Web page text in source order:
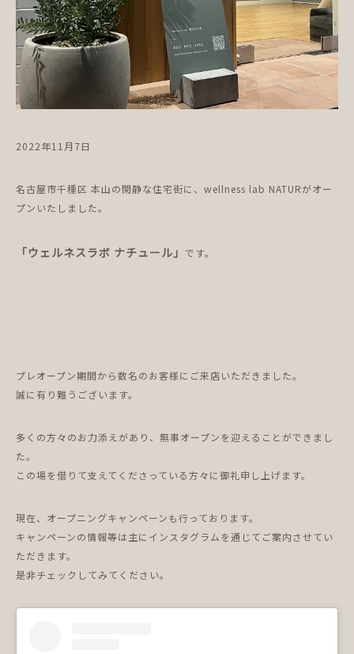
2022年11月7日
名古屋市千種区 本山の閑静な住宅街に、wellness lab NATURがオー
プンいたしました。
「ウェルネスラボ ナチュール」 です。
プレオープン期間から数名のお客様にご来店いただきました。
誠に有り難うございます。
多くの方々のお力添えがあり、無事オープンを迎えることができまし
た。
この場を借りて支えてくださっている方々に御礼申し上げます。
現在、オープニングキャンペーンも行っております。
キャンペーンの情報等は主にインスタグラムを通じてご案内させてい
ただきます。
是非チェックしてみてください。